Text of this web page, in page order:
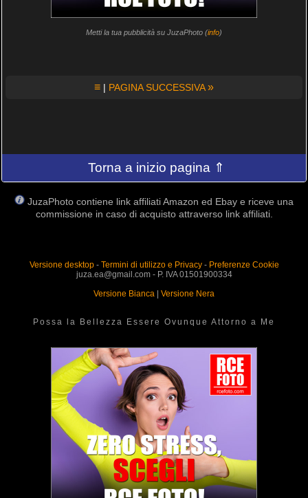
Metti la tua pubblicità su JuzaPhoto (info)
≡ | PAGINA SUCCESSIVA»
Torna a inizio pagina ⇑
JuzaPhoto contiene link affiliati Amazon ed Ebay e riceve una
commissione in caso di acquisto attraverso link affiliati.
Versione desktop- Termini di utilizzo e Privacy- Preferenze Cookie
juza.ea@gmail.com - P. IVA 01501900334
Versione Bianca
Versione Nera
Possa la Bellezza Essere Ovunque Attorno a Me